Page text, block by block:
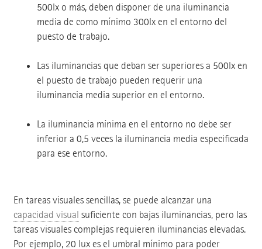
500lx o más, deben disponer de una iluminancia
media de como mínimo 300lx en el entorno del
puesto de trabajo.
Las iluminancias que deban ser superiores a 500lx en
el puesto de trabajo pueden requerir una
iluminancia media superior en el entorno.
La iluminancia mínima en el entorno no debe ser
inferior a 0,5 veces la iluminancia media especificada
para ese entorno.
En tareas visuales sencillas, se puede alcanzar una
capacidad visual suficiente con bajas iluminancias, pero las
tareas visuales complejas requieren iluminancias elevadas.
Por ejemplo, 20 lux es el umbral mínimo para poder